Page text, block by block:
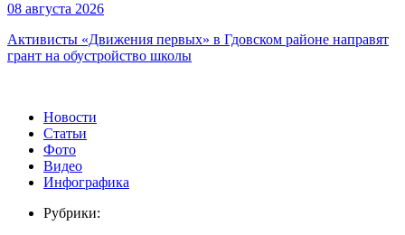
08 августа 2026
Активисты «Движения первых» в Гдовском районе направят
грант на обустройство школы
Новости
Статьи
Фото
Видео
Инфографика
Рубрики: